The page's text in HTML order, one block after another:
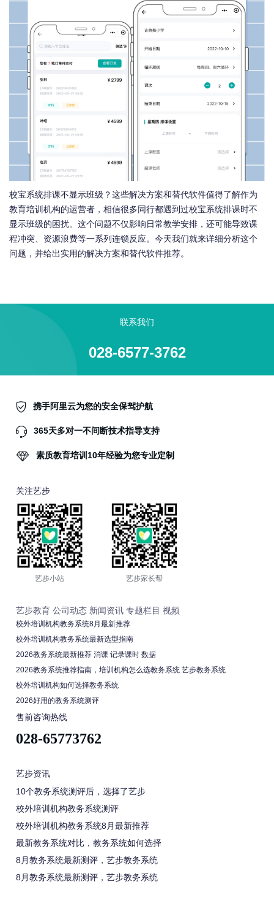
校宝系统排课不显示班级？这些解决方案和替代软件值得了解作为
教育培训机构的运营者，相信很多同行都遇到过校宝系统排课时不
显示班级的困扰。这个问题不仅影响日常教学安排，还可能导致课
程冲突、资源浪费等一系列连锁反应。今天我们就来详细分析这个
问题，并给出实用的解决方案和替代软件推荐。
联系我们
028-6577-3762
携手阿里云为您的安全保驾护航
365天多对一不间断技术指导支持
素质教育培训10年经验为您专业定制
关注艺步
艺步小站 艺步家长帮
艺步教育 公司动态 新闻资讯 专题栏目 视频
校外培训机构教务系统8月最新推荐
校外培训机构教务系统最新选型指南
2026教务系统最新推荐 消课 记录课时 数据
2026教务系统推荐指南，培训机构怎么选教务系统 艺步教务系统
校外培训机构如何选择教务系统
2026好用的教务系统测评
售前咨询热线
028-65773762
艺步资讯
10个教务系统测评后，选择了艺步
校外培训机构教务系统测评
校外培训机构教务系统8月最新推荐
最新教务系统对比，教务系统如何选择
8月教务系统最新测评，艺步教务系统
8月教务系统最新测评，艺步教务系统